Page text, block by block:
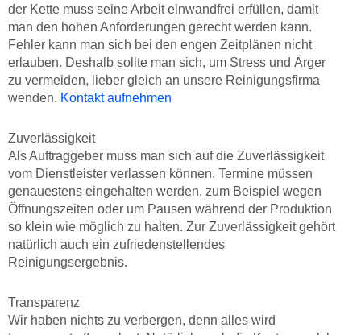
der Kette muss seine Arbeit einwandfrei erfüllen, damit
man den hohen Anforderungen gerecht werden kann.
Fehler kann man sich bei den engen Zeitplänen nicht
erlauben. Deshalb sollte man sich, um Stress und Ärger
zu vermeiden, lieber gleich an unsere Reinigungsfirma
wenden. Kontakt aufnehmen
Zuverlässigkeit
Als Auftraggeber muss man sich auf die Zuverlässigkeit
vom Dienstleister verlassen können. Termine müssen
genauestens eingehalten werden, zum Beispiel wegen
Öffnungszeiten oder um Pausen während der Produktion
so klein wie möglich zu halten. Zur Zuverlässigkeit gehört
natürlich auch ein zufriedenstellendes
Reinigungsergebnis.
Transparenz
Wir haben nichts zu verbergen, denn alles wird